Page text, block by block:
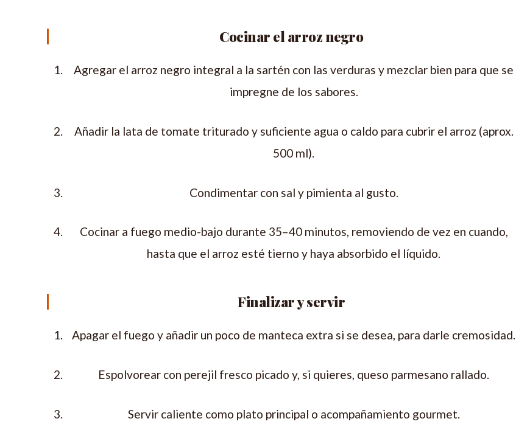
Cocinar el arroz negro
Agregar el arroz negro integral a la sartén con las verduras y mezclar bien para que se
impregne de los sabores.
Añadir la lata de tomate triturado y suficiente agua o caldo para cubrir el arroz (aprox.
500 ml).
Condimentar con sal y pimienta al gusto.
Cocinar a fuego medio-bajo durante 35–40 minutos, removiendo de vez en cuando,
hasta que el arroz esté tierno y haya absorbido el líquido.
Finalizar y servir
Apagar el fuego y añadir un poco de manteca extra si se desea, para darle cremosidad.
Espolvorear con perejil fresco picado y, si quieres, queso parmesano rallado.
Servir caliente como plato principal o acompañamiento gourmet.